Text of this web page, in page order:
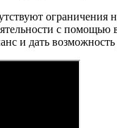
ограничения
с
и дать